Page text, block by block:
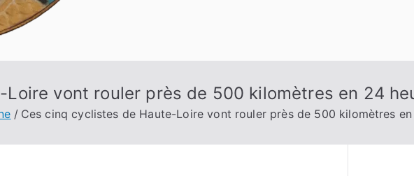
vont rouler près de 500 kilomètres en 24
Ces cinq cyclistes de Haute-Loire vont rouler près de 500 kilomètres